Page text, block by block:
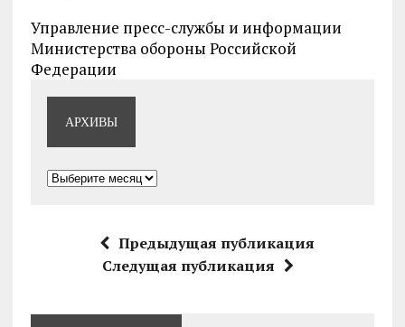
Управление пресс-службы и информации
Министерства обороны Российской
Федерации
АРХИВЫ
Архивы
Предыдущая публикация
Следущая публикация